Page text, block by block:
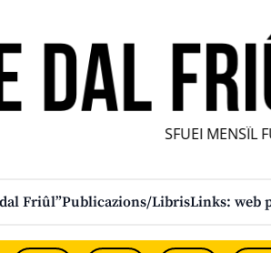
SFUEI MENSÎL
Friûl”Publicazions/LibrisLinks: web